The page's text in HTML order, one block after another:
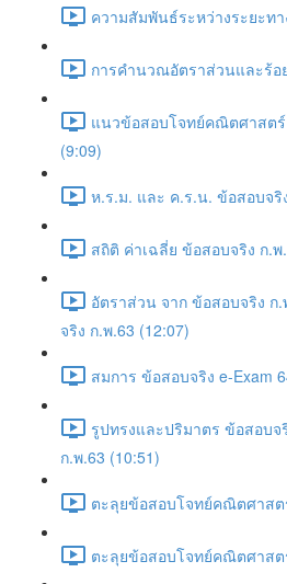
ความสัมพันธ์ระหว่างระยะทา
การคำนวณอัตราส่วนและร้อ
แนวข้อสอบโจทย์คณิตศาสตร์
(9:09)
ห.ร.ม. และ ค.ร.น. ข้อสอบจริ
สถิติ ค่าเฉลี่ย ข้อสอบจริง ก.พ
อัตราส่วน จาก ข้อสอบจริง ก
จริง ก.พ.63 (12:07)
สมการ ข้อสอบจริง e-Exam
รูปทรงและปริมาตร ข้อสอบจ
ก.พ.63 (10:51)
ตะลุยข้อสอบโจทย์คณิตศาสต
ตะลุยข้อสอบโจทย์คณิตศาสต